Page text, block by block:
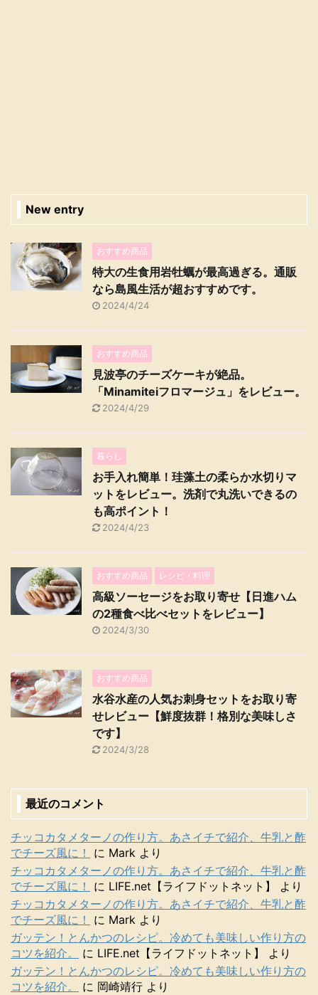
New entry
おすすめ商品
特大の生食用岩牡蠣が最高過ぎる。通販
なら島風生活が超おすすめです。
2024/4/24
おすすめ商品
見波亭のチーズケーキが絶品。
「Minamiteiフロマージュ」をレビュー。
2024/4/29
暮らし
お手入れ簡単！珪藻土の柔らか水切りマ
ットをレビュー。洗剤で丸洗いできるの
も高ポイント！
2024/4/23
おすすめ商品 レシピ・料理
高級ソーセージをお取り寄せ【日進ハム
の2種食べ比べセットをレビュー】
2024/3/30
おすすめ商品
水谷水産の人気お刺身セットをお取り寄
せレビュー【鮮度抜群！格別な美味しさ
です】
2024/3/28
最近のコメント
チッコカタメターノの作り方。あさイチで紹介、牛乳と酢
でチーズ風に！
に Mark より
チッコカタメターノの作り方。あさイチで紹介、牛乳と酢
でチーズ風に！
に LIFE.net【ライフドットネット】
より
チッコカタメターノの作り方。あさイチで紹介、牛乳と酢
でチーズ風に！
に Mark より
ガッテン！とんかつのレシピ。冷めても美味しい作り方の
コツを紹介。
に LIFE.net【ライフドットネット】
より
ガッテン！とんかつのレシピ。冷めても美味しい作り方の
コツを紹介。
に 岡崎靖行 より